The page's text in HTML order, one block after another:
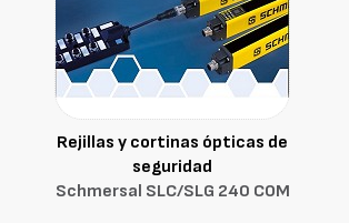
Rejillas y cortinas ópticas de
seguridad
Schmersal SLC/SLG 240 COM